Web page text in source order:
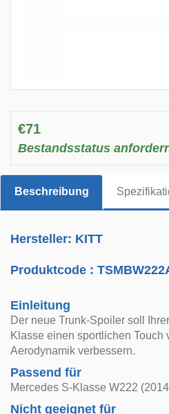
€71
Bestandsstatus
Beschreibung
Hersteller: KITT
Produktcode :
Einleitung
Der neue Trunk-Spoiler soll
Klasse einen sportlichen Touch
Aerodynamik verbessern.
Passend für
Mercedes S-Klasse W222
Nicht geeignet für